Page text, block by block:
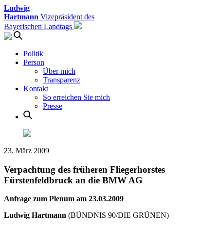
Ludwig
Hartmann Vizepräsident des
Bayerischen Landtags
Politik
Person
Über mich
Transparenz
Kontakt
So erreichen Sie mich
Presse
23. März 2009
Verpachtung des früheren Fliegerhorstes
Fürstenfeldbruck an die BMW AG
Anfrage zum Plenum am 23.03.2009
Ludwig Hartmann (BÜNDNIS 90/DIE GRÜNEN)